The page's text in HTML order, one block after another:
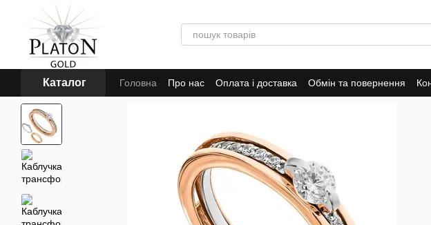
Перейти до основного контенту
Каталог Головна Про нас Оплата і доставка Обмін та повернення